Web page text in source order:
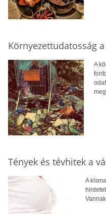
Környezettudatosság
A
Tények és tévhitek a
A